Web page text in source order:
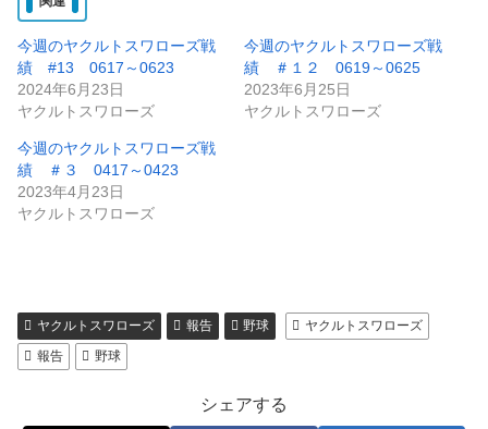
中…
今週のヤクルトスワローズ戦
績 #13 0617～0623
2024年6月23日
ヤクルトスワローズ
今週のヤクルトスワローズ戦
績 ＃１２ 0619～0625
2023年6月25日
ヤクルトスワローズ
今週のヤクルトスワローズ戦
績 ＃３ 0417～0423
2023年4月23日
ヤクルトスワローズ
ヤクルトスワローズ 報告 野球
ヤクルトスワローズ
報告
野球
シェアする